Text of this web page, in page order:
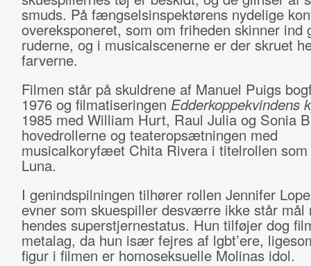
smuds. På fængselsinspektørens nydelige
overeksponeret, som om friheden skinner ind
ruderne, og i musicalscenerne er der skruet
farverne.
Filmen står på skuldrene af Manuel Puigs
1976 og filmatiseringen Edderkoppekvindens
1985 med William Hurt, Raul Julia og Sonia
hovedrollerne og teateropsætningen med
musicalkoryfæet Chita Rivera i titelrollen som
Luna.
I genindspilningen tilhører rollen Jennifer
evner som skuespiller desværre ikke står mål
hendes superstjernestatus. Hun tilføjer dog
metalag, da hun især fejres af lgbt’ere,
figur i filmen er homoseksuelle Molinas idol.